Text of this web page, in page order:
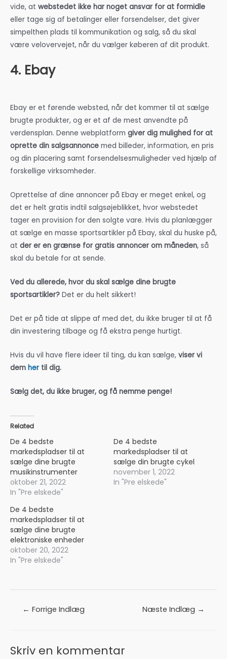
vide, at webstedet ikke har noget ansvar for at formidle
eller tage sig af betalinger eller forsendelser, det giver
simpelthen plads til kommunikation og salg, så du skal
være velovervejet, når du vælger køberen af dit produkt.
4. Ebay
Ebay er et førende websted, når det kommer til at sælge
brugte produkter, og er et af de mest anvendte på
verdensplan. Denne webplatform giver dig mulighed for at
oprette din salgsannonce med billeder, information, en pris
og din placering samt forsendelsesmuligheder ved hjælp af
forskellige virksomheder.
Oprettelse af dine annoncer på Ebay er meget enkel, og
det er helt gratis indtil salgsøjeblikket, hvor webstedet
tager en provision for den solgte vare. Hvis du planlægger
at sælge en masse sportsartikler på Ebay, skal du huske på,
at der er en grænse for gratis annoncer om måneden, så
skal du betale for at sende.
Ved du allerede, hvor du skal sælge dine brugte
sportsartikler? Det er du helt sikkert!
Det er på tide at slippe af med det, du ikke bruger til at få
din investering tilbage og få ekstra penge hurtigt.
Hvis du vil have flere ideer til ting, du kan sælge, viser vi
dem her til dig.
Sælg det, du ikke bruger, og få nemme penge!
Related
De 4 bedste
markedspladser til at
sælge dine brugte
musikinstrumenter
oktober 21, 2022
In "Pre elskede"
De 4 bedste
markedspladser til at
sælge din brugte cykel
november 1, 2022
In "Pre elskede"
De 4 bedste
markedspladser til at
sælge dine brugte
elektroniske enheder
oktober 20, 2022
In "Pre elskede"
Indlægsnavigation
← Forrige Indlæg Næste Indlæg →
Skriv en kommentar